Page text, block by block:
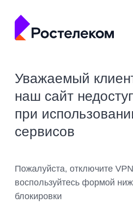
Уважаемый
наш сайт
при
сервисов
Пожалуйста, отключите
воспользуйтесь формой
блокировки